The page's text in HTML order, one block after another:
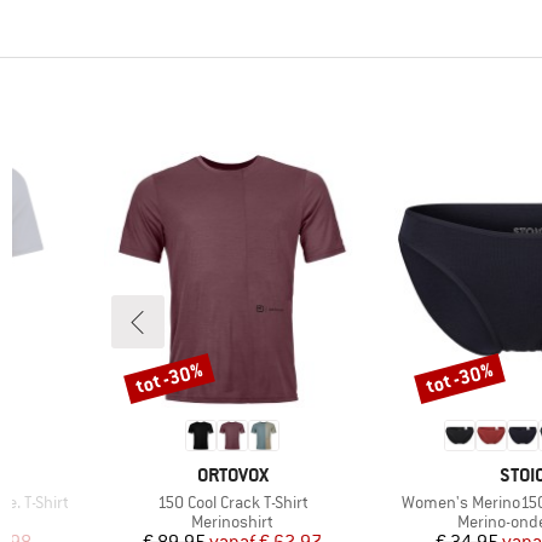
T-Shirt
MERK
ORTOVOX
Artikel
150 Cool Crack T-Shirt
Productgroep
Merinoshirt
Korting
tot -30%
Artikel
Women's
Merino-
Korting
tot -30%